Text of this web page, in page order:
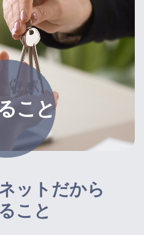
こと
ットだから
こと